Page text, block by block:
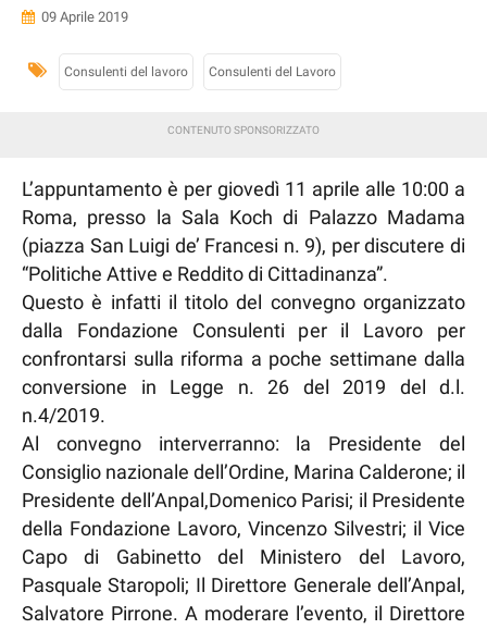
09 Aprile 2019
Consulenti del lavoro Consulenti del Lavoro
L’appuntamento è per giovedì 11 aprile alle 10:00 a
Roma, presso la Sala Koch di Palazzo Madama
(piazza San Luigi de’ Francesi n. 9), per discutere di
“Politiche Attive e Reddito di Cittadinanza”.
Questo è infatti il titolo del convegno organizzato
dalla Fondazione Consulenti per il Lavoro per
confrontarsi sulla riforma a poche settimane dalla
conversione in Legge n. 26 del 2019 del d.l.
n.4/2019.
Al convegno interverranno: la Presidente del
Consiglio nazionale dell’Ordine, Marina Calderone; il
Presidente dell’Anpal,Domenico Parisi; il Presidente
della Fondazione Lavoro, Vincenzo Silvestri; il Vice
Capo di Gabinetto del Ministero del Lavoro,
Pasquale Staropoli; Il Direttore Generale dell’Anpal,
Salvatore Pirrone. A moderare l’evento, il Direttore